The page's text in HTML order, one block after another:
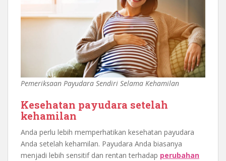
Pemeriksaan Payudara Sendiri Selama Kehamilan
Kesehatan payudara setelah
kehamilan
Anda perlu lebih memperhatikan kesehatan payudara
Anda setelah kehamilan. Payudara Anda biasanya
menjadi lebih sensitif dan rentan terhadap perubahan